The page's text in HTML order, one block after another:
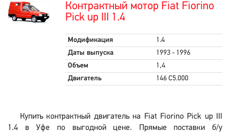
Контрактный мотор Fiat Fiorino
Pick up III 1.4
Модификация
1.4
Даты выпуска
1993 - 1996
Объем
1,4
Двигатель
146 C5.000
Купить контрактный двигатель на Fiat Fiorino Pick up III
1.4 в Уфе по выгодной цене. Прямые поставки б/у